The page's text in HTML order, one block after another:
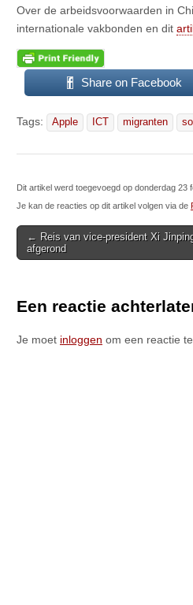
Over de arbeidsvoorwaarden in
internationale vakbonden en dit
Share on Facebook
Tags: Apple ICT migranten
Dit artikel werd toegevoegd op donderdag
Je kan de reacties op dit artikel volgen via de
Post
navigation
← Reis van vice-president Xi
afgerond
Een reactie
Je moet inloggen om een reactie